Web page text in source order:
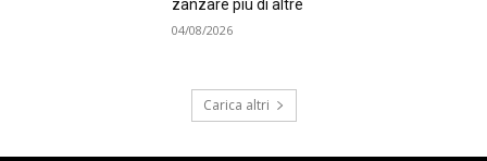
zanzare più di altre
04/08/2026
Carica altri